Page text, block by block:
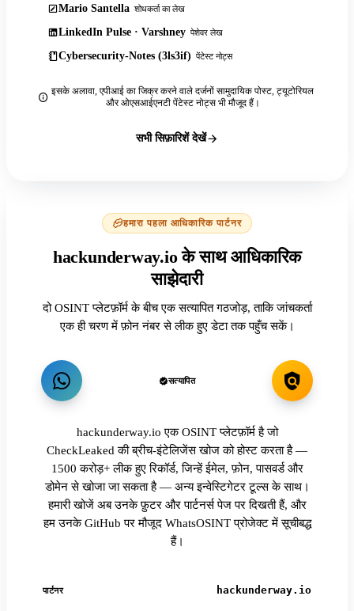
Mario Santella शोधकर्ता का लेख
LinkedIn Pulse · Varshney पेशेवर लेख
Cybersecurity-Notes (3ls3if) पेंटेस्ट नोट्स
इसके अलावा, एपीआई का जिक्र करने वाले दर्जनों सामुदायिक पोस्ट, ट्यूटोरियल
और ओएसआईएनटी पेंटेस्ट नोट्स भी मौजूद हैं।
सभी सिफ़ारिशें देखें
हमारा पहला आधिकारिक पार्टनर
hackunderway.io के साथ आधिकारिक
साझेदारी
दो OSINT प्लेटफ़ॉर्म के बीच एक सत्यापित गठजोड़, ताकि जांचकर्ता
एक ही चरण में फ़ोन नंबर से लीक हुए डेटा तक पहुँच सकें।
सत्यापित
hackunderway.io एक OSINT प्लेटफ़ॉर्म है जो
CheckLeaked की ब्रीच-इंटेलिजेंस खोज को होस्ट करता है —
1500 करोड़+ लीक हुए रिकॉर्ड, जिन्हें ईमेल, फ़ोन, पासवर्ड और
डोमेन से खोजा जा सकता है — अन्य इन्वेस्टिगेटर टूल्स के साथ।
हमारी खोजें अब उनके फ़ुटर और पार्टनर्स पेज पर दिखती हैं, और
हम उनके GitHub पर मौजूद WhatsOSINT प्रोजेक्ट में सूचीबद्ध
हैं।
पार्टनर hackunderway.io